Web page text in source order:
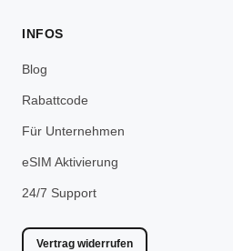
INFOS
Blog
Rabattcode
Für Unternehmen
eSIM Aktivierung
24/7 Support
Vertrag widerrufen